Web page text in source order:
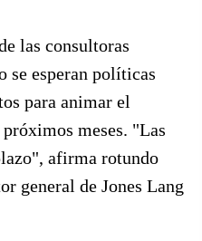
las consultoras
se esperan políticas
para animar el
meses. "Las
afirma rotundo
general de Jones Lang